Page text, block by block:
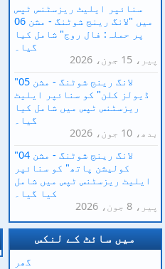
سنائپر ایلیٹ ریزسٹنس ٹپس
میں "لانگ رینج شوٹنگ - مشن 06
پر حملہ: فال روج" شامل کیا
گیا۔
پیر، 15 جون، 2026
"لانگ رینج شوٹنگ - مشن 05
ڈیولز کلن" کو سنائپر ایلیٹ
ریزسٹنس ٹپس میں شامل کیا
گیا۔
بدھ، 10 جون، 2026
"لانگ رینج شوٹنگ - مشن 04
کولیشن پاتھ" کو سنائپر
ایلیٹ ریزسٹنس ٹپس میں شامل
کیا گیا۔
پیر، 8 جون، 2026
میں سائٹ کے لنکس
گھر